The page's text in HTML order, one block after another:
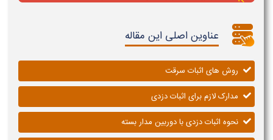
عناوین اصلی این مقاله
روش های اثبات سرقت
مدارک لازم برای اثبات دزدی
نحوه اثبات دزدی با دوربین مدار بسته